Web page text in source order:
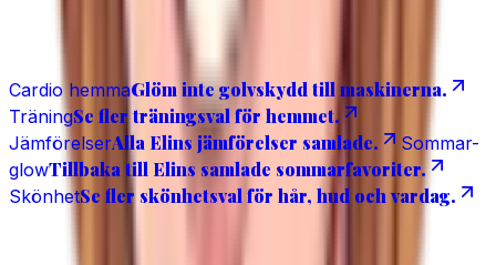
Relaterat
Cardio hemmaGlöm inte golvskydd till maskinerna.
TräningSe fler träningsval för hemmet.
JämförelserAlla Elins jämförelser samlade.
Sommar-
glowTillbaka till Elins samlade sommarfavoriter.
SkönhetSe fler skönhetsval för hår, hud och vardag.
Vanliga frågor